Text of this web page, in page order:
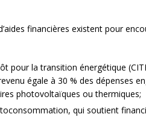
financières existent pour
pour la transition énergétique
égale à 30 % des dépenses
photovoltaïques ou thermiques;
qui soutient